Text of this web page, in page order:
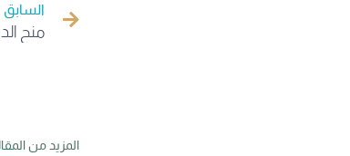
السابق
المزيد من